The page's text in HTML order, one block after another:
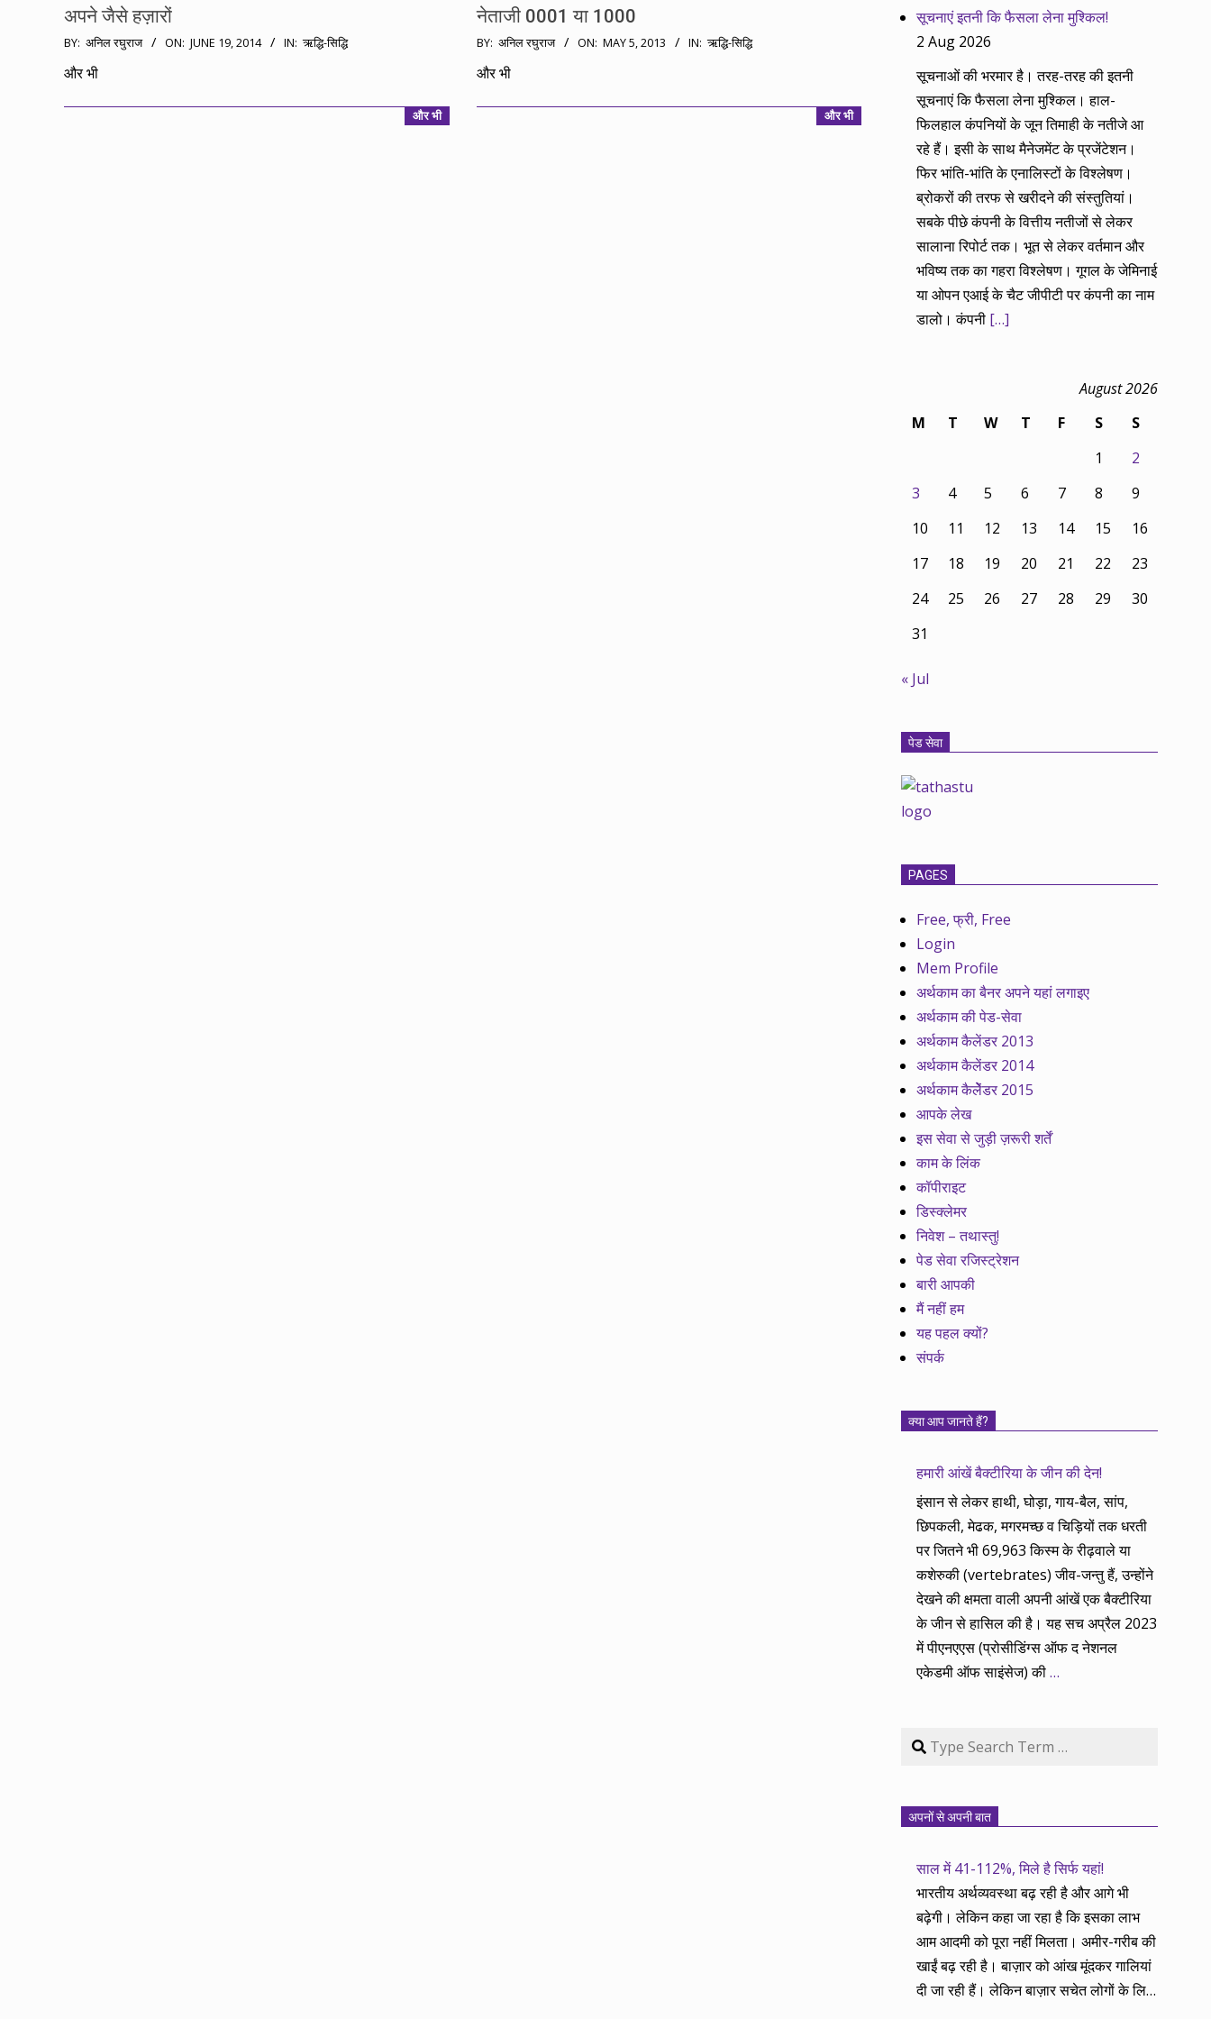
अपने जैसे हज़ारों
2014-
06-
BY: अनिल रघुराज ON: JUNE 19, 2014 IN: ऋद्धि-सिद्धि
और भी
और भी
नेताजी 0001 या 1000
2013-
05-
BY: अनिल रघुराज ON: MAY 5, 2013 IN: ऋद्धि-सिद्धि
और भी
और भी
सूचनाएं इतनी कि फैसला लेना मुश्किल!
2 Aug 2026
सूचनाओं की भरमार है। तरह-तरह की इतनी
सूचनाएं कि फैसला लेना मुश्किल। हाल-
फिलहाल कंपनियों के जून तिमाही के नतीजे आ
रहे हैं। इसी के साथ मैनेजमेंट के प्रजेंटेशन।
फिर भांति-भांति के एनालिस्टों के विश्लेषण।
ब्रोकरों की तरफ से खरीदने की संस्तुतियां।
सबके पीछे कंपनी के वित्तीय नतीजों से लेकर
सालाना रिपोर्ट तक। भूत से लेकर वर्तमान और
भविष्य तक का गहरा विश्लेषण। गूगल के जेमिनाई
या ओपन एआई के चैट जीपीटी पर कंपनी का नाम
डालो। कंपनी […]
August 2026
M
T W T F S
S
1
2
3
4 5 6 7 8
9
10
11 12 13 14 15
16
17
18 19 20 21 22
23
24
25 26 27 28 29
30
31
« Jul
पेड सेवा
PAGES
Free, फ्री, Free
Login
Mem Profile
अर्थकाम का बैनर अपने यहां लगाइए
अर्थकाम की पेड-सेवा
अर्थकाम कैलेंडर 2013
अर्थकाम कैलेंडर 2014
अर्थकाम कैलेेंडर 2015
आपके लेख
इस सेवा से जुड़ी ज़रूरी शर्तें
काम के लिंक
कॉपीराइट
डिस्क्लेमर
निवेश – तथास्तु!
पेड सेवा रजिस्ट्रेशन
बारी आपकी
मैं नहीं हम
यह पहल क्यों?
संपर्क
क्या आप जानते हैं?
हमारी आंखें बैक्टीरिया के जीन की देन!
इंसान से लेकर हाथी, घोड़ा, गाय-बैल, सांप,
छिपकली, मेढक, मगरमच्छ व चिड़ियों तक धरती
पर जितने भी 69,963 किस्म के रीढ़वाले या
कशेरुकी (vertebrates) जीव-जन्तु हैं, उन्होंने
देखने की क्षमता वाली अपनी आंखें एक बैक्टीरिया
के जीन से हासिल की है। यह सच अप्रैल 2023
में पीएनएएस (प्रोसीडिंग्स ऑफ द नेशनल
एकेडमी ऑफ साइंसेज) की…
Search
अपनों से अपनी बात
साल में 41-112%, मिले है सिर्फ यहां!
भारतीय अर्थव्यवस्था बढ़ रही है और आगे भी
बढ़ेगी। लेकिन कहा जा रहा है कि इसका लाभ
आम आदमी को पूरा नहीं मिलता। अमीर-गरीब की
खाईं बढ़ रही है। बाज़ार को आंख मूंदकर गालियां
दी जा रही हैं। लेकिन बाज़ार सचेत लोगों के लिए